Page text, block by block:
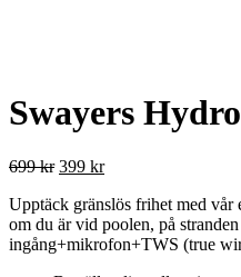
Swayers
699kr 399 kr
Upptäck gränslös frihet med vår
om du är vid poolen, på
ingång+mikrofon+TWS (true